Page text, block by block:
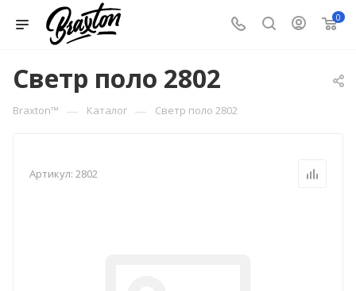
0
Светр поло 2802
Braxton™ — Каталог — Светр поло 2802
Артикул: 2802